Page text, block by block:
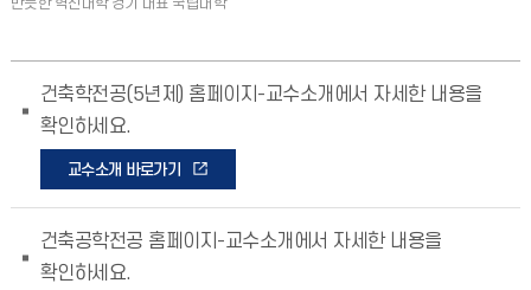
건축학전공(5년제) 홈페이지-교수소개에서 자세한 내용을
확인하세요.
교수소개 바로가기
건축공학전공 홈페이지-교수소개에서 자세한 내용을
확인하세요.